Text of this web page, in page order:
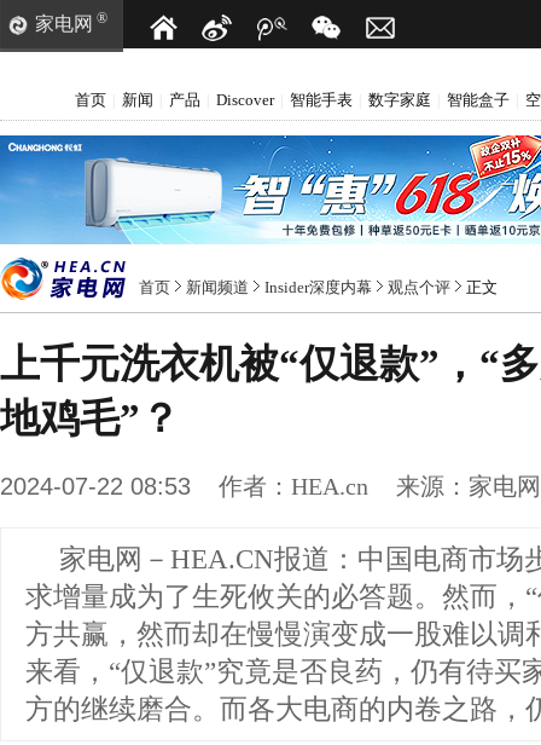
家电网 ®
首页 新闻 产品 Discover 智能手表 数字家庭 智能盒子
首页 新闻频道 Insider深度内幕 观点个评 正文
上千元洗衣机被“仅退款”，“
地鸡毛”？
2024-07-22 08:53 作者： HEA.cn 来源： 家电网
家电网－HEA.CN报道： 中国电商市场
求增量成为了生死攸关的必答题。然而，
方共赢，然而却在慢慢演变成一股难以调
来看，“仅退款”究竟是否良药，仍有待买
方的继续磨合。而各大电商的内卷之路，